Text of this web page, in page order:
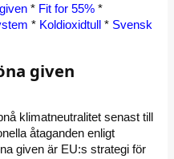
* Fit for 55% *
* Koldioxidtull * Svensk
given
klimatneutralitet senast till
åtaganden enligt
given är EU:s strategi för